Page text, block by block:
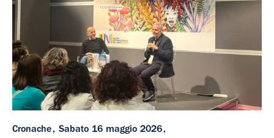
Cronache
Sabato 16 maggio 2026